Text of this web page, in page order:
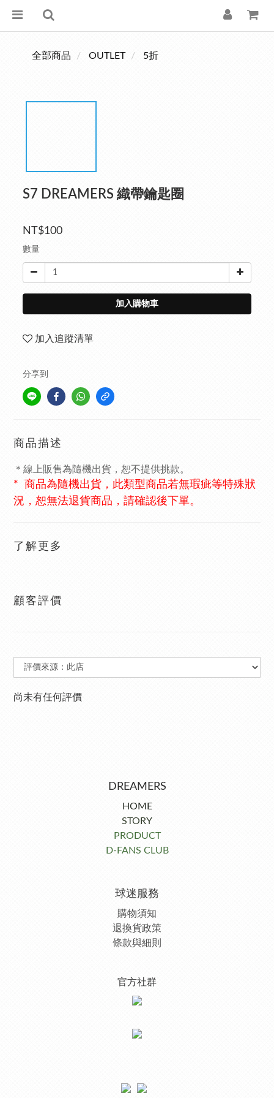
全部商品 OUTLET 5折
S7 DREAMERS 織帶鑰匙圈
NT$100
數量
加入購物車
加入追蹤清單
分享到
商品描述
＊線上販售為隨機出貨，恕不提供挑款。
* 商品為隨機出貨，此類型商品若無瑕疵等特殊狀
況，恕無法退貨商品，請確認後下單。
了解更多
顧客評價
尚未有任何評價
DREAMERS
HOME
STORY
PRODUCT
D-FANS CLUB
球迷服務
購物須知
退換貨政策
條款與細則
官方社群